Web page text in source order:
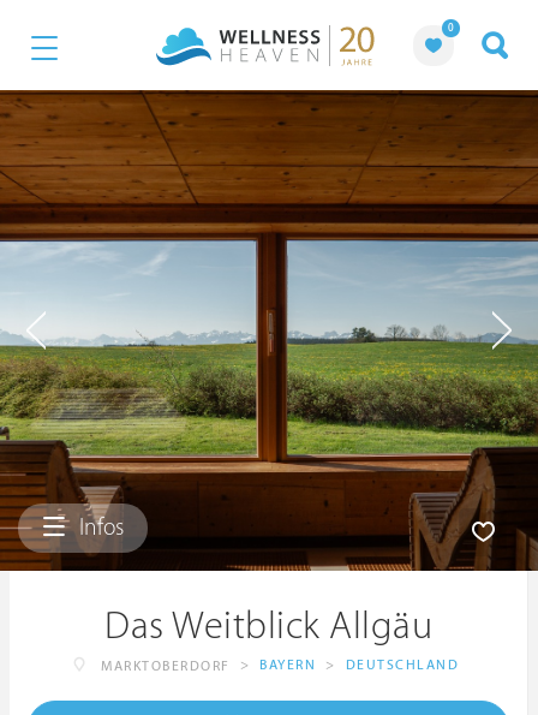
0
Infos
Das Weitblick Allgäu
MARKTOBERDORF > BAYERN > DEUTSCHLAND